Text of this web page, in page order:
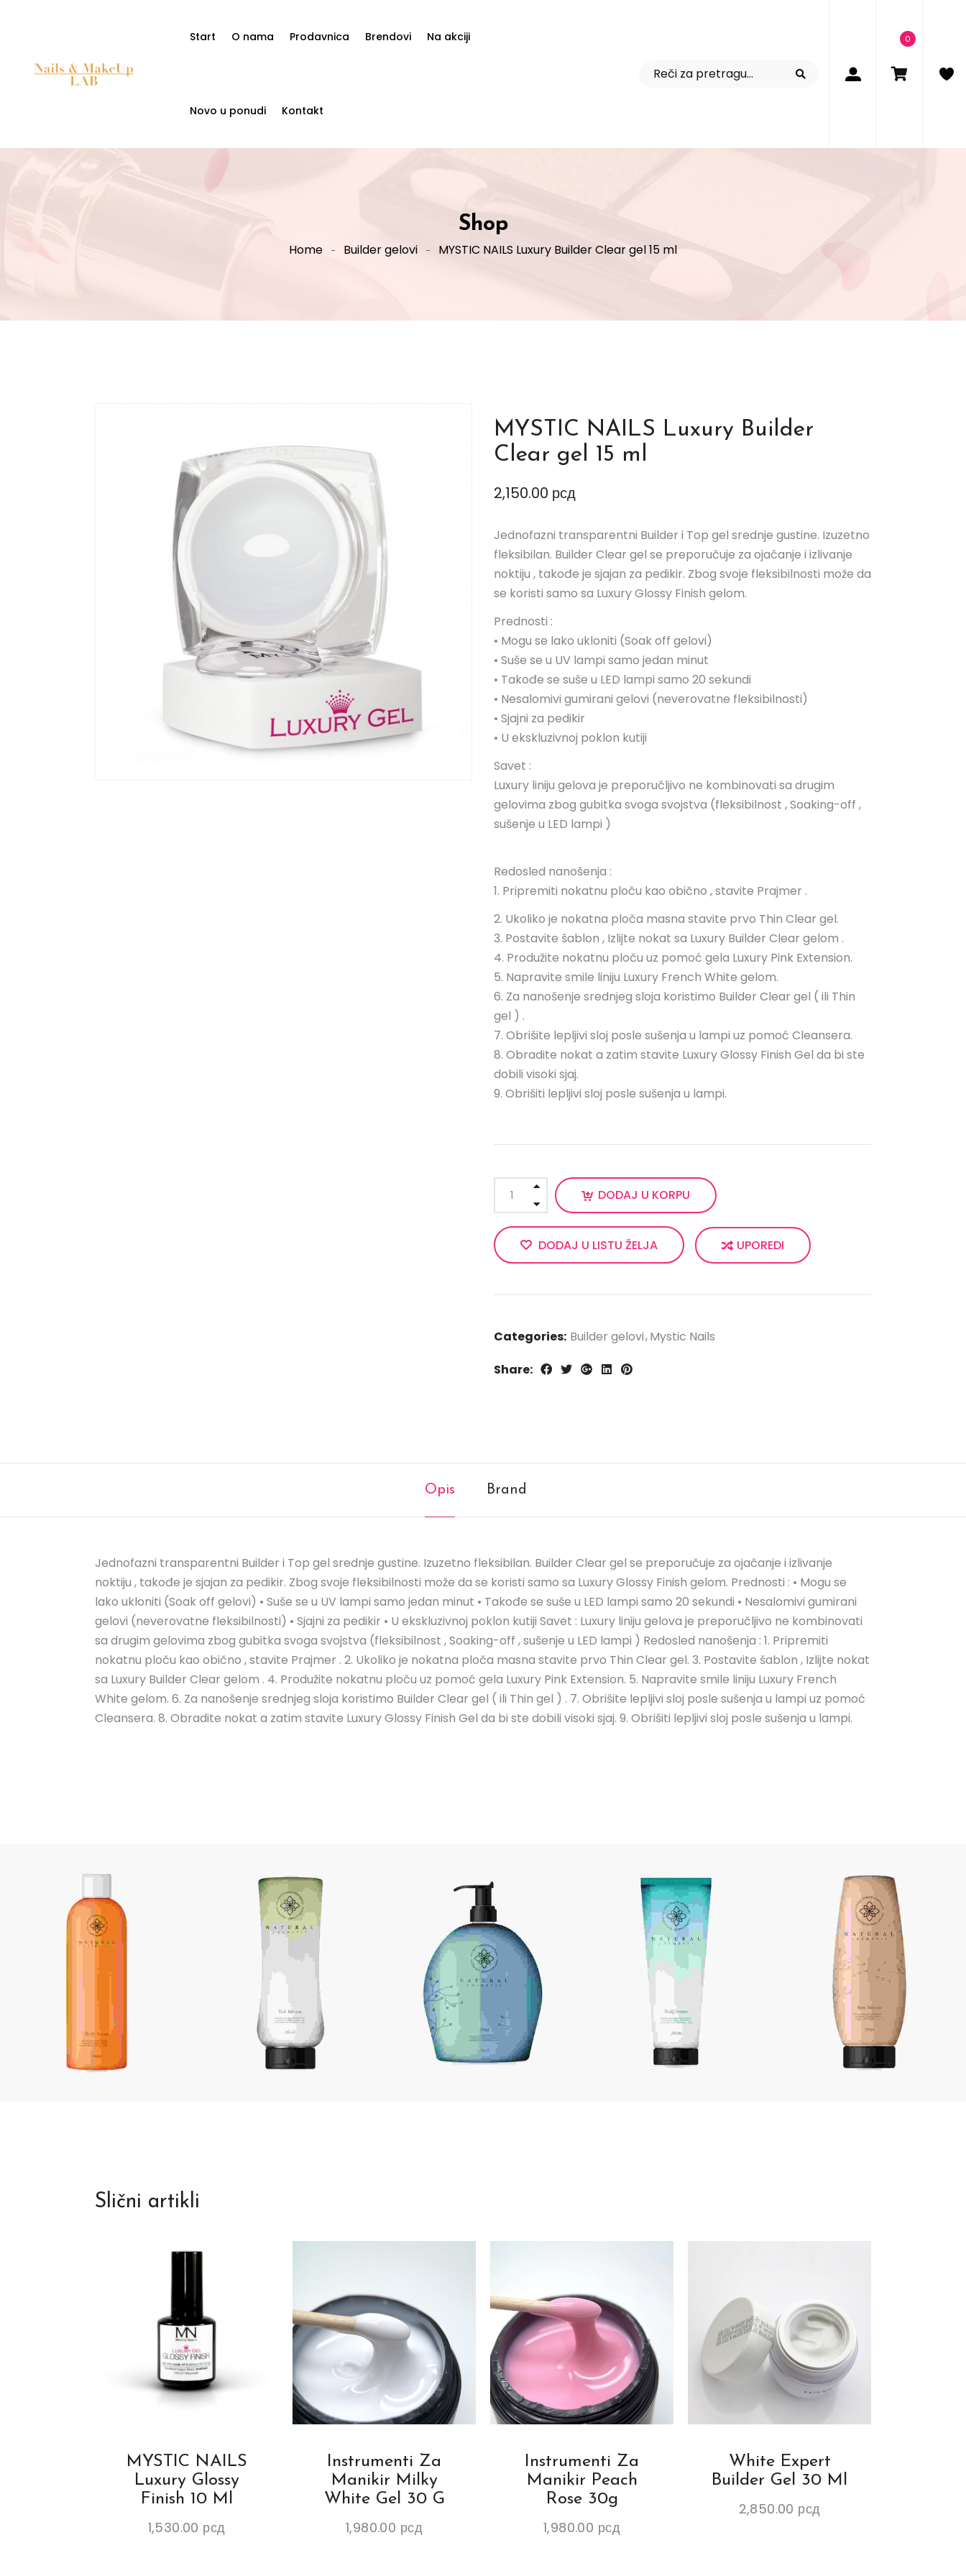
Start O nama Prodavnica Brendovi Na akciji
Novo u ponudi Kontakt
0
Shop
Home Builder gelovi MYSTIC NAILS Luxury Builder Clear gel 15 ml
MYSTIC NAILS Luxury Builder
Clear gel 15 ml
2,150.00 рсд
Jednofazni transparentni Builder i Top gel srednje gustine. Izuzetno
fleksibilan. Builder Clear gel se preporučuje za ojačanje i izlivanje
noktiju , takođe je sjajan za pedikir. Zbog svoje fleksibilnosti može da
se koristi samo sa Luxury Glossy Finish gelom.
Prednosti :
• Mogu se lako ukloniti (Soak off gelovi)
• Suše se u UV lampi samo jedan minut
• Takođe se suše u LED lampi samo 20 sekundi
• Nesalomivi gumirani gelovi (neverovatne fleksibilnosti)
• Sjajni za pedikir
• U ekskluzivnoj poklon kutiji
Savet :
Luxury liniju gelova je preporučljivo ne kombinovati sa drugim
gelovima zbog gubitka svoga svojstva (fleksibilnost , Soaking-off ,
sušenje u LED lampi )
Redosled nanošenja :
1. Pripremiti nokatnu ploču kao obično , stavite Prajmer .
2. Ukoliko je nokatna ploča masna stavite prvo Thin Clear gel.
3. Postavite šablon , Izlijte nokat sa Luxury Builder Clear gelom .
4. Produžite nokatnu ploču uz pomoć gela Luxury Pink Extension.
5. Napravite smile liniju Luxury French White gelom.
6. Za nanošenje srednjeg sloja koristimo Builder Clear gel ( ili Thin
gel ) .
7. Obrišite lepljivi sloj posle sušenja u lampi uz pomoć Cleansera.
8. Obradite nokat a zatim stavite Luxury Glossy Finish Gel da bi ste
dobili visoki sjaj.
9. Obrišiti lepljivi sloj posle sušenja u lampi.
DODAJ U KORPU
DODAJ U LISTU ŽELJA UPOREDI
Categories: Builder gelovi Mystic Nails
Share:
Opis Brand
Jednofazni transparentni Builder i Top gel srednje gustine. Izuzetno fleksibilan. Builder Clear gel se preporučuje za ojačanje i izlivanje
noktiju , takođe je sjajan za pedikir. Zbog svoje fleksibilnosti može da se koristi samo sa Luxury Glossy Finish gelom. Prednosti : • Mogu se
lako ukloniti (Soak off gelovi) • Suše se u UV lampi samo jedan minut • Takođe se suše u LED lampi samo 20 sekundi • Nesalomivi gumirani
gelovi (neverovatne fleksibilnosti) • Sjajni za pedikir • U ekskluzivnoj poklon kutiji Savet : Luxury liniju gelova je preporučljivo ne kombinovati
sa drugim gelovima zbog gubitka svoga svojstva (fleksibilnost , Soaking-off , sušenje u LED lampi ) Redosled nanošenja : 1. Pripremiti
nokatnu ploču kao obično , stavite Prajmer . 2. Ukoliko je nokatna ploča masna stavite prvo Thin Clear gel. 3. Postavite šablon , Izlijte nokat
sa Luxury Builder Clear gelom . 4. Produžite nokatnu ploču uz pomoć gela Luxury Pink Extension. 5. Napravite smile liniju Luxury French
White gelom. 6. Za nanošenje srednjeg sloja koristimo Builder Clear gel ( ili Thin gel ) . 7. Obrišite lepljivi sloj posle sušenja u lampi uz pomoć
Cleansera. 8. Obradite nokat a zatim stavite Luxury Glossy Finish Gel da bi ste dobili visoki sjaj. 9. Obrišiti lepljivi sloj posle sušenja u lampi.
Slični artikli
MYSTIC NAILS
Luxury Glossy
Finish 10 Ml
1,530.00 рсд
Instrumenti Za
Manikir Milky
White Gel 30 G
1,980.00 рсд
Instrumenti Za
Manikir Peach
Rose 30g
1,980.00 рсд
White Expert
Builder Gel 30 Ml
2,850.00 рсд